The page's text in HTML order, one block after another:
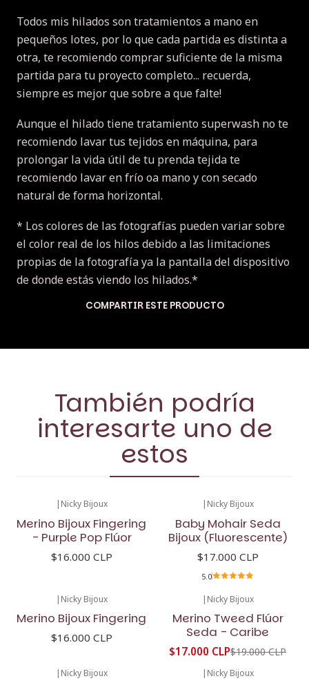
Todos mis hilados son tratamientos a mano en
pequeños lotes, por lo que cada partida es distinta a
otra, te recomiendo comprar suficiente de la misma
partida para tu proyecto completo... recuerda,
siempre es mejor que sobre a que falte!
Aunque el hilado tiene tratamiento superwash no te
recomiendo lavar tus tejidos en máquina, para
prolongar la vida útil de tu prenda tejida te
recomiendo lavar en frío oa mano y con secado
natural de forma horizontal.
* Los colores de las fotografías pueden variar sobre
el color real de los hilos debido a las limitaciones
propias de la fotografía ya la pantalla del dispositivo
de donde estás viendo los hilados.*
COMPARTIR ESTE PRODUCTO
También podría
interesarte uno de
estos
| Nicky Bijoux
Merino Bijoux Fingering
- Purple Pop Flúor
$16.000 CLP
| Nicky Bijoux
Baby Mohair Seda
Bijoux (Fluorescente)
$17.000 CLP
5.0
| Nicky Bijoux
Merino Bijoux Fingering
$16.000 CLP
| Nicky Bijoux
Merino Tweed Flúor
Seda - Caribe
$17.000 CLP$19.000 CLP
| Nicky Bijoux | Nicky Bijoux